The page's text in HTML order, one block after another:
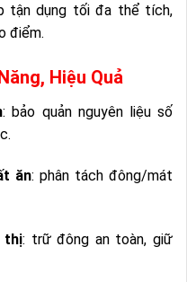
tận dụng tối đa thể tích,
điểm.
Hiệu Quả
: bảo quản nguyên liệu số
ăn: phân tách đông/mát
thị: trữ đông an toàn, giữ